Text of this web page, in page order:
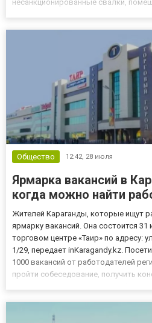
несанкционированные свалки,
Общество 12:42, 28 июля
Ярмарка вакансий в
когда можно найти
Жителей Караганды, которые ищут
ярмарку вакансий. Она состоится 31
торговом центре «Таир» по адресу:
1/29, передает inKaragandy.kz.
1000 вакансий от работодателей
пройти собеседование, получить